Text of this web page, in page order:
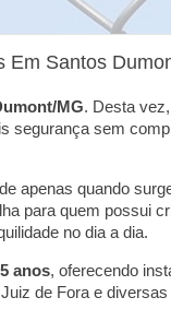
Em Santos
MG. Desta
segurança sem
apenas quando
para quem possui
no dia a dia.
anos, oferecendo
de Fora e